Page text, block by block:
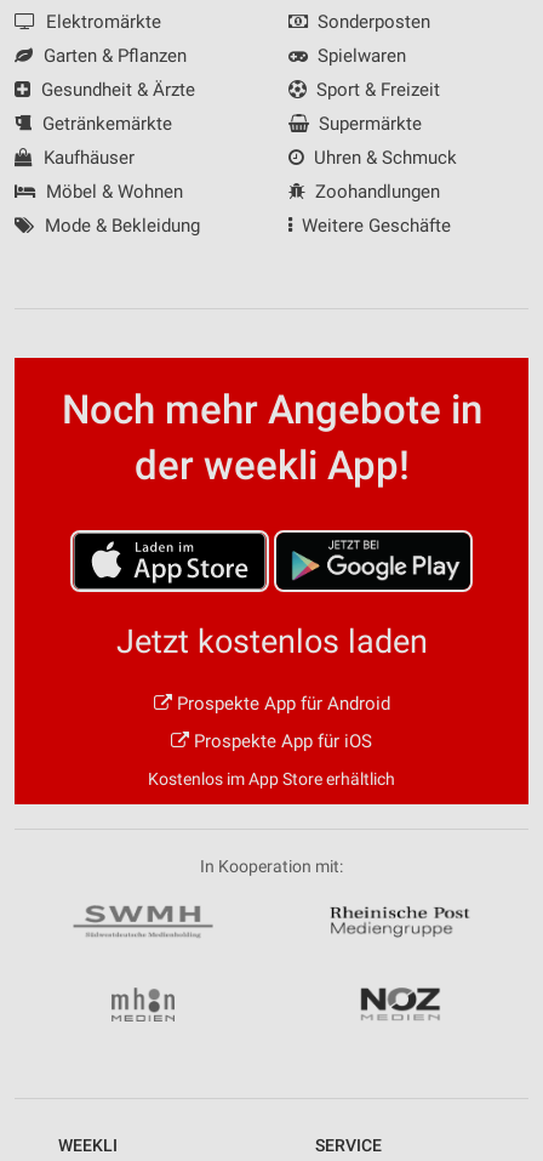
Elektromärkte
Garten & Pflanzen
Gesundheit & Ärzte
Getränkemärkte
Kaufhäuser
Möbel & Wohnen
Mode & Bekleidung
Sonderposten
Spielwaren
Sport & Freizeit
Supermärkte
Uhren & Schmuck
Zoohandlungen
Weitere Geschäfte
Noch mehr Angebote in
der weekli App!
Jetzt kostenlos laden
Prospekte App für Android
Prospekte App für iOS
Kostenlos im App Store erhältlich
In Kooperation mit:
WEEKLI SERVICE